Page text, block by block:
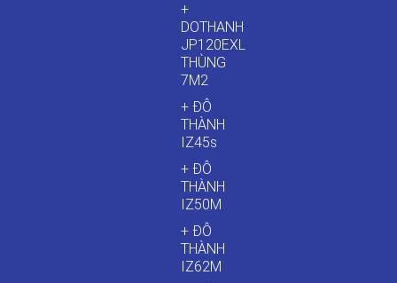
+
DOTHANH
JP120EXL
THÙNG
7M2
+ ĐÔ
THÀNH
IZ45s
+ ĐÔ
THÀNH
IZ50M
+ ĐÔ
THÀNH
IZ62M